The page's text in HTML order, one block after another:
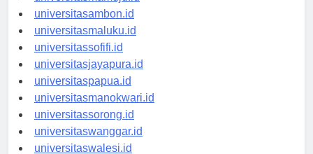
universitasmamuju.id
universitasambon.id
universitasmaluku.id
universitassofifi.id
universitasjayapura.id
universitaspapua.id
universitasmanokwari.id
universitassorong.id
universitaswanggar.id